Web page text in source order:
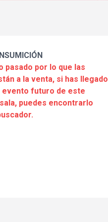
pasado por lo que las
a la venta, si has llegado
evento futuro de este
puedes encontrarlo